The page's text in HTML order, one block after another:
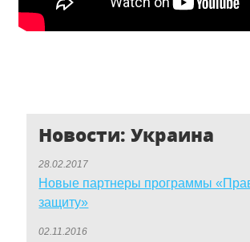
Новости: Украина
28.02.2017
Новые партнеры программы
защиту»
02.11.2016